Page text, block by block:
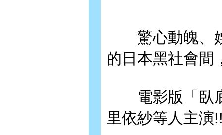
驚心動魄、娛
的日本黑社會間
電影版「臥底
里依紗等人主演